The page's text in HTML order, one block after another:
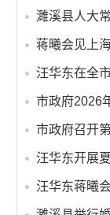
蒋曦会见上
市政府召开